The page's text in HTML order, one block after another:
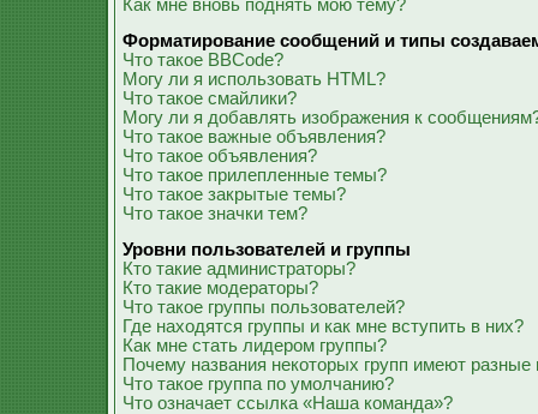
Как мне вновь поднять мою тему?
Форматирование сообщений и типы
Что такое BBCode?
Могу ли я использовать HTML?
Что такое смайлики?
Могу ли я добавлять изображения к
Что такое важные объявления?
Что такое объявления?
Что такое прилепленные темы?
Что такое закрытые темы?
Что такое значки тем?
Уровни пользователей и группы
Кто такие администраторы?
Кто такие модераторы?
Что такое группы пользователей?
Где находятся группы и как мне вступить в них?
Как мне стать лидером группы?
Почему названия некоторых групп имеют разные
Что такое группа по умолчанию?
Что означает ссылка «Наша команда»?